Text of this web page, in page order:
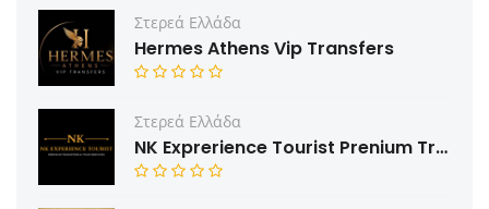
Στερεά Ελλάδα
Hermes Athens Vip Transfers
Στερεά Ελλάδα
NK Exprerience Tourist Prenium Transfers & Tours